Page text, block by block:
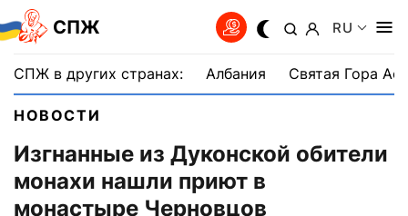
СПЖ RU
СПЖ в других странах: Албания Святая Гора
НОВОСТИ
Изгнанные из Дуконской обители
монахи нашли приют в
монастыре Черновцов